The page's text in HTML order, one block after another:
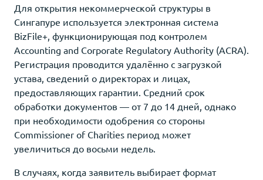
Для открытия некоммерческой структуры в
Сингапуре используется электронная система
BizFile+, функционирующая под контролем
Accounting and Corporate Regulatory Authority (ACRA).
Регистрация проводится удалённо с загрузкой
устава, сведений о директорах и лицах,
предоставляющих гарантии. Средний срок
обработки документов — от 7 до 14 дней, однако
при необходимости одобрения со стороны
Commissioner of Charities период может
увеличиться до восьми недель.
В случаях, когда заявитель выбирает формат